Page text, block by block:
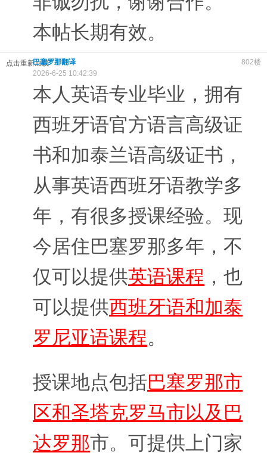
本帖长期有效。
点击重新加载 802楼
巴塞罗那翻译
2026-6-25 10:42:39
本人英语专业毕业，拥有
西班牙语官方语言高级证
书和加泰兰语高级证书，
从事英语西班牙语教学多
年，有很多授课经验。现
今居住巴塞罗那多年，不
仅可以提供英语课程 ，也
可以提供西班牙语和加泰
罗尼亚语课程。
授课地点包括巴塞罗那市
区和圣塔克罗马市以及巴
达罗那市。可提供上门家